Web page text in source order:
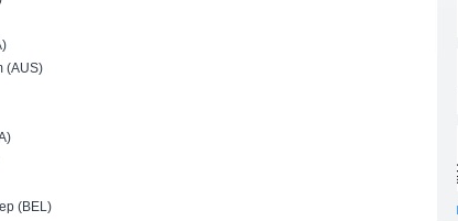
(AUS)
(BEL)